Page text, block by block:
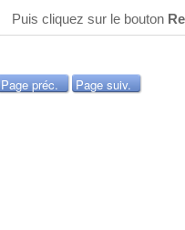
Puis cliquez sur le bouton
Page préc. Page suiv.